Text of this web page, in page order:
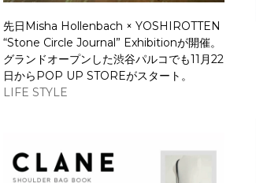
先日Misha Hollenbach × YOSHIROTTEN
“Stone Circle Journal” Exhibitionが開催。
グランドオープンした渋谷パルコでも11月22
日からPOP UP STOREがスタート。
LIFE STYLE